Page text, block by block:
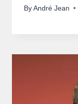
By André Jean